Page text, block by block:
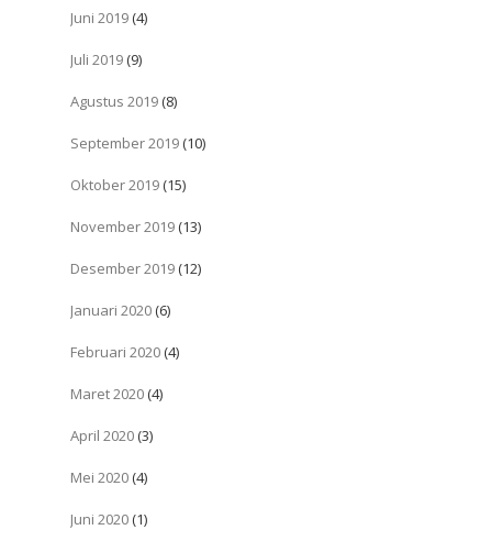
Juni 2019 (4)
Juli 2019 (9)
Agustus 2019 (8)
September 2019 (10)
Oktober 2019 (15)
November 2019 (13)
Desember 2019 (12)
Januari 2020 (6)
Februari 2020 (4)
Maret 2020 (4)
April 2020 (3)
Mei 2020 (4)
Juni 2020 (1)